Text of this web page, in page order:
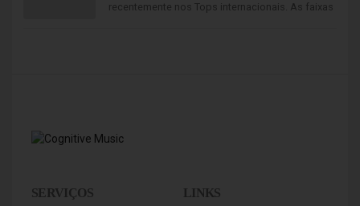
recentemente nos Tops internacionais. As faixas
SERVIÇOS LINKS